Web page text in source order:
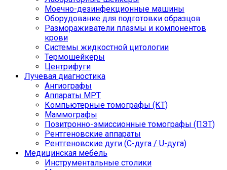
Моечно-дезинфекционные машины
Оборудование для подготовки образцов
Размораживатели плазмы и компонентов
крови
Системы жидкостной цитологии
Термошейкеры
Центрифуги
Лучевая диагностика
Ангиографы
Аппараты МРТ
Компьютерные томографы (КТ)
Маммографы
Позитронно-эмиссионные томографы (ПЭТ)
Рентгеновские аппараты
Рентгеновские дуги (С-дуга / U-дуга)
Медицинская мебель
Инструментальные столики